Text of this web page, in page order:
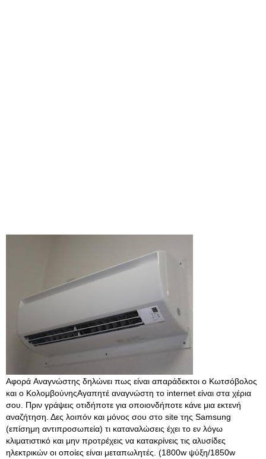
Αφορά Αναγνώστης δηλώνει πως είναι απαράδεκτοι ο Κωτσόβολος
και ο ΚολομβούνηςΑγαπητέ αναγνώστη το internet είναι στα χέρια
σου. Πριν γράψεις οτιδήποτε για οποιονδήποτε κάνε μια εκτενή
αναζήτηση. Δες λοιπόν και μόνος σου στο site της Samsung
(επίσημη αντιπροσωπεία) τι καταναλώσεις έχει το εν λόγω
κλιματιστικό και μην προτρέχεις να κατακρίνεις τις αλυσίδες
ηλεκτρικών οι οποίες είναι μεταπωλητές. (1800w ψύξη/1850w